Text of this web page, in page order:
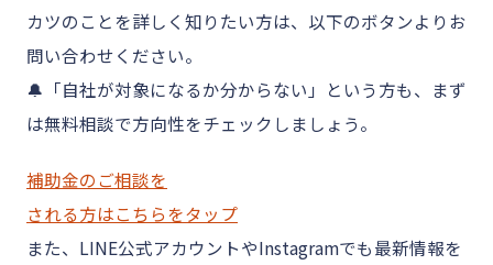
カツのことを詳しく知りたい方は、以下のボタンよりお
問い合わせください。
🔔「自社が対象になるか分からない」という方も、まず
は無料相談で方向性をチェックしましょう。
補助金のご相談を
される方はこちらをタップ
また、LINE公式アカウントやInstagramでも最新情報を